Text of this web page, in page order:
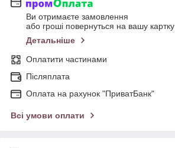
Ви отримаєте замовлення
або гроші повернуться на вашу картку
Детальніше
Оплатити частинами
Післяплата
Оплата на рахунок "ПриватБанк"
Всі умови оплати